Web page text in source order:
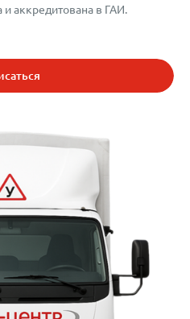
и аккредитована в ГАИ.